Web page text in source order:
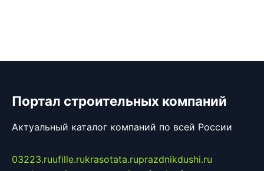
Портал строительных компаний
Актуальный каталог компаний по всей России
03223.ruufille.rukrasotata.ruprazdnikdushi.ru